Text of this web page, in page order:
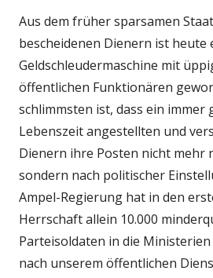
Aus dem früher sparsamen
bescheidenen Dienern ist heute
Geldschleudermaschine mit
öffentlichen Funktionären
schlimmsten ist, dass ein
Lebenszeit angestellten und
Dienern ihre Posten nicht mehr
sondern nach politischer
Ampel-Regierung hat in den
Herrschaft allein 10.000
Parteisoldaten in die
nach unserem öffentlichen